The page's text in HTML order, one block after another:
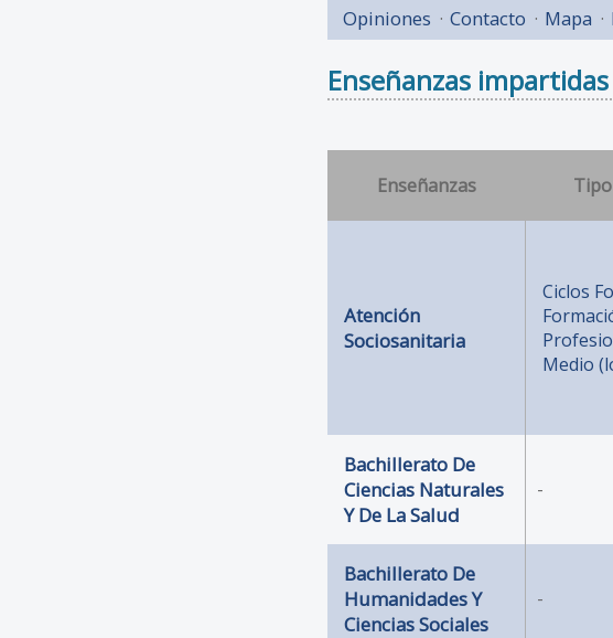
Opiniones Contacto Mapa
Enseñanzas
Enseñanzas
Atención
Sociosanitaria
Ciclos
Medio
Bachillerato De
Ciencias Naturales
Y De La Salud
-
Bachillerato De
Humanidades Y
Ciencias Sociales
-